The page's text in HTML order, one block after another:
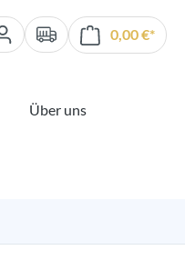
0,00 €*
Über uns